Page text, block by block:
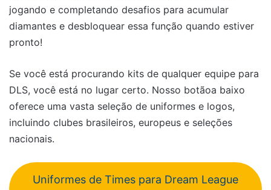
jogando e completando desafios para acumular
diamantes e desbloquear essa função quando estiver
pronto!
Se você está procurando kits de qualquer equipe para
DLS, você está no lugar certo. Nosso botãoa baixo
oferece uma vasta seleção de uniformes e logos,
incluindo clubes brasileiros, europeus e seleções
nacionais.
Uniformes de Times para Dream League